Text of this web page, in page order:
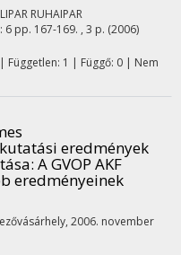
RUHAIPAR
: 6 pp. 167-169. , 3 p. (2006)
| Független: 1 | Függő: 0 | Nem
eredmények
: A GVOP AKF
eredményeinek
2006. november